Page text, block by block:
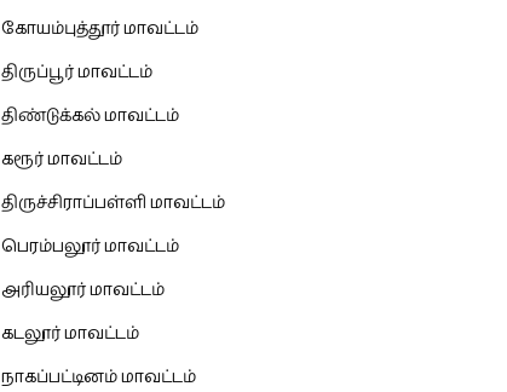
கோயம்புத்தூர் மாவட்டம்
திருப்பூர் மாவட்டம்
திண்டுக்கல் மாவட்டம்
கரூர் மாவட்டம்
திருச்சிராப்பள்ளி மாவட்டம்
பெரம்பலூர் மாவட்டம்
அரியலூர் மாவட்டம்
கடலூர் மாவட்டம்
நாகப்பட்டினம் மாவட்டம்